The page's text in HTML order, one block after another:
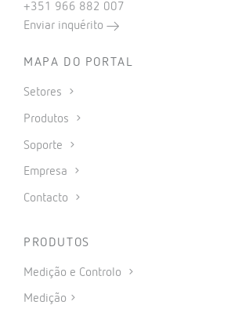
+351 966 882 007
Enviar inquérito
MAPA DO PORTAL
Setores
Produtos
Soporte
Empresa
Contacto
PRODUTOS
Medição e Controlo
Medição